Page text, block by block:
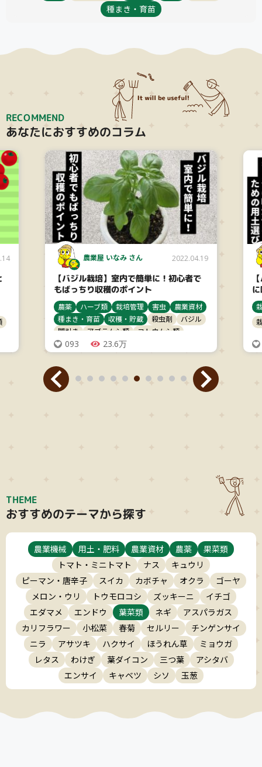
種まき・育苗
RECOMMEND
あなたにおすすめのコラム
農業屋 いなみ さん 2022.04.19
【バジル栽培】室内で簡単に！初心者で
もばっちり収穫のポイント
農薬 ハーブ類 栽培管理 害虫
農業資材
種まき・育苗
収穫・貯蔵 殺虫剤
バジル
間引き
アブラムシ類 ヨトウムシ類
093 23.6万
THEME
おすすめのテーマから探す
農業機械 用土・肥料 農業資材 農薬
果菜類
トマト・ミニトマト
ナス
キュウリ
ピーマン・唐辛子
スイカ カボチャ オクラ
ゴーヤ
メロン・ウリ
トウモロコシ ズッキーニ
イチゴ
エダマメ
エンドウ 葉菜類 ネギ
アスパラガス
カリフラワー
小松菜 春菊 セルリー
チンゲンサイ
ニラ
アサツキ ハクサイ ほうれん草
ミョウガ
レタス
わけぎ 葉ダイコン 三つ葉
アシタバ
エンサイ
キャベツ シソ 玉葱